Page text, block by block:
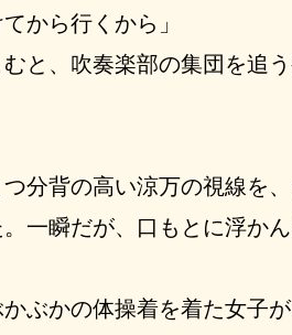
から行くから」
と、吹奏楽部の集団を追う
分背の高い涼万の視線を
一瞬だが、口もとに浮か
ぶかの体操着を着た女子